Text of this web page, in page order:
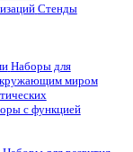
Стенды
Наборы для
миром
с функцией